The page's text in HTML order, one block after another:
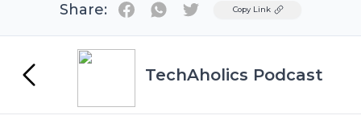
Share: TwitterCopy Link
TechAholics Podcast